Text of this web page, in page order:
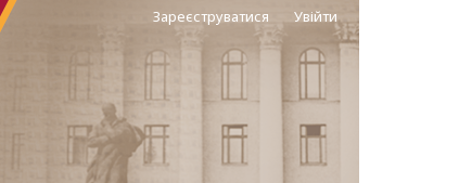
Зареєструватися Увійти